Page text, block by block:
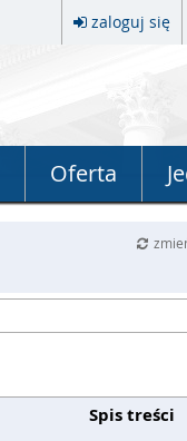
zaloguj się
Oferta
Spis treści